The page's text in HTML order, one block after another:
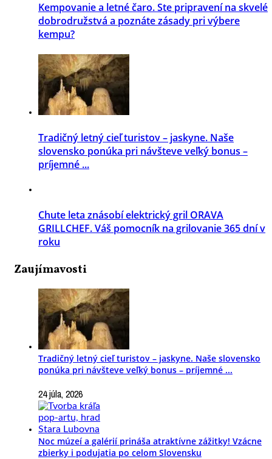
Kempovanie a letné čaro. Ste pripravení na skvelé
dobrodružstvá a poznáte zásady pri výbere
kempu?
Tradičný letný cieľ turistov – jaskyne. Naše
slovensko ponúka pri návšteve veľký bonus –
príjemné ...
Chute leta znásobí elektrický gril ORAVA
GRILLCHEF. Váš pomocník na grilovanie 365 dní v
roku
Zaujímavosti
Tradičný letný cieľ turistov – jaskyne. Naše slovensko
ponúka pri návšteve veľký bonus – príjemné ...
24 júla, 2026
Noc múzeí a galérií prináša atraktívne zážitky! Vzácne
zbierky i podujatia po celom Slovensku